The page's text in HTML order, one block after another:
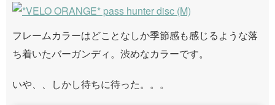
フレームカラーはどことなしか季節感も感じるような落
ち着いたバーガンディ。渋めなカラーです。
いや、、しかし待ちに待った。。。